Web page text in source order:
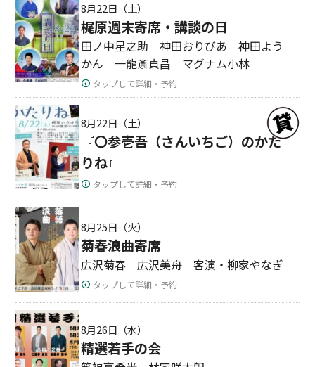
8月22日（土）
梶原週末寄席・講談の日
田ノ中星之助 神田おりびあ 神田よう
かん 一龍斎貞昌 マグナム小林
タップして詳細・予約
8月22日（土）
『〇参壱吾（さんいちご）のかた
りね』
タップして詳細・予約
8月25日（火）
菊春浪曲寄席
広沢菊春 広沢美舟 客演・柳家やなぎ
タップして詳細・予約
8月26日（水）
精選若手の会